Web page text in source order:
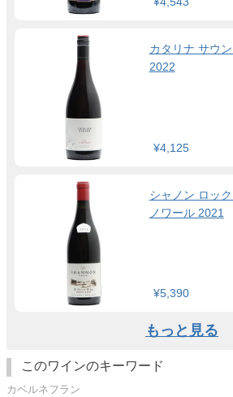
カタリナ サウ
2022
¥4,125
シャノン ロッ
ノワール 2021
¥5,390
もっと見る
このワインのキーワード
カベルネフラン